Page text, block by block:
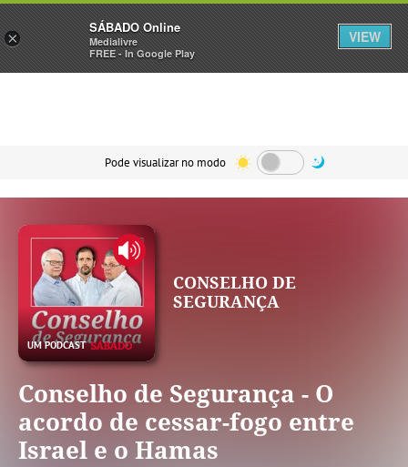
Sábado Assine Iniciar Sessão
Pode visualizar no modo
CONSELHO DE
SEGURANÇA
Conselho de Segurança - O
acordo de cessar-fogo entre
Israel e o Hamas
×
SÁBADO Online
Medialivre
FREE - In Google Play
VIEW